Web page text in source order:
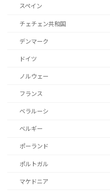
スペイン
チェチェン共和国
デンマーク
ドイツ
ノルウェー
フランス
ベラルーシ
ベルギー
ポーランド
ポルトガル
マケドニア